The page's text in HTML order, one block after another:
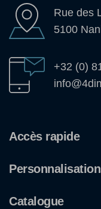
Rue des
5100
+32 (0)
Accès rapide
Catalogue